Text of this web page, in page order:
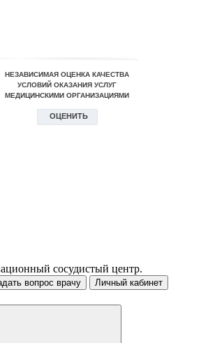
сосудистый центр.
вопрос врачу
Личный кабинет